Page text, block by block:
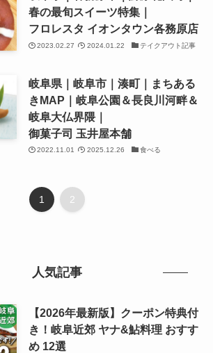
春の最旬スイーツ特集｜
フロレスタ イオンタウン各務原店
2023.02.27 2024.01.22 テイクアウト記事
岐阜県｜岐阜市｜湊町｜まちある
きMAP｜岐阜公園＆長良川河畔＆
岐阜大仏界隈｜
御菓子司 玉井屋本舗
2022.11.01 2025.12.26 食べる
1 2
人気記事
【2026年最新版】クーポン特典付
き！岐阜近郊 ヤナ&鮎料理 おすす
め 12選